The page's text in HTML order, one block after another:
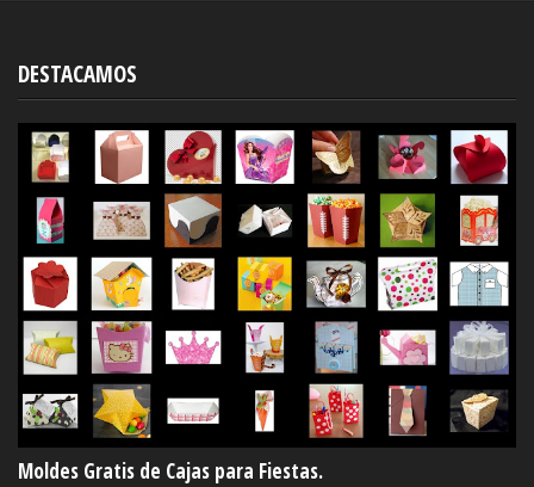
DESTACAMOS
Moldes Gratis de Cajas para Fiestas.